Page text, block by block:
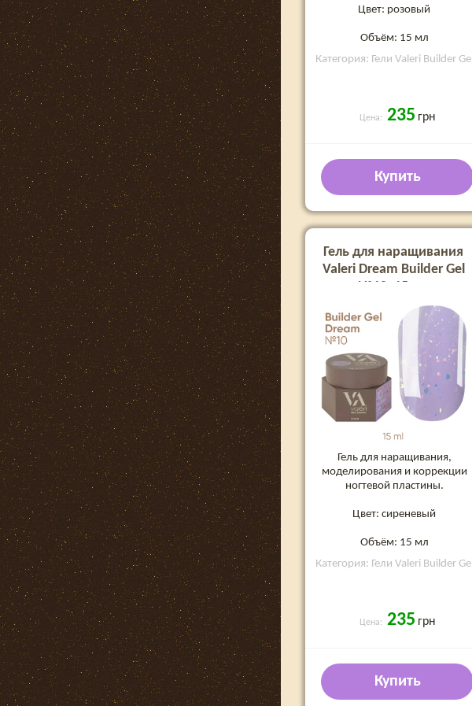
Цвет: розовый
Объём: 15 мл
Категория: Гели Valeri Builder Gel
Цена: 235 грн
Купить
Гель для наращивания
Valeri Dream Builder Gel
№10, 15 мл
Гель для наращивания,
моделирования и коррекции
ногтевой пластины.
Цвет: сиреневый
Объём: 15 мл
Категория: Гели Valeri Builder Gel
Цена: 235 грн
Купить